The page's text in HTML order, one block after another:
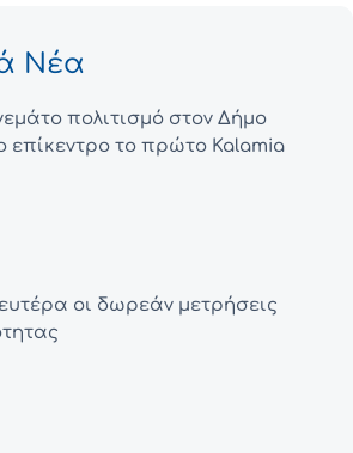
Νέα
πολιτισμό στον Δήμο
επίκεντρο το πρώτο Kalamia
οι δωρεάν μετρήσεις